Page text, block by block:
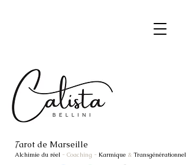
Tarot de Marseille
Alchimie du réel - Coaching - Karmique & Transgénérationnel